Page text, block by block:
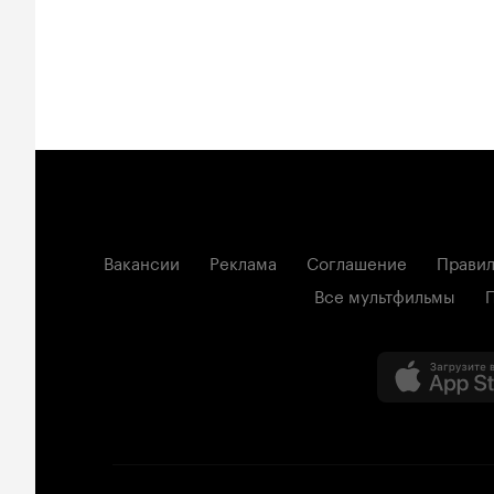
Вакансии Реклама Соглашение
Все мультфильмы